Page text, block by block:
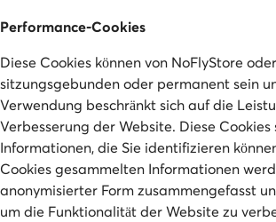
Performance-Cookies
Diese Cookies können von NoFlyStore
sitzungsgebunden oder permanent sein
Verwendung beschränkt sich auf die
Verbesserung der Website. Diese Cookies
Informationen, die Sie identifizieren
Cookies gesammelten Informationen
anonymisierter Form zusammengefasst
um die Funktionalität der Website zu